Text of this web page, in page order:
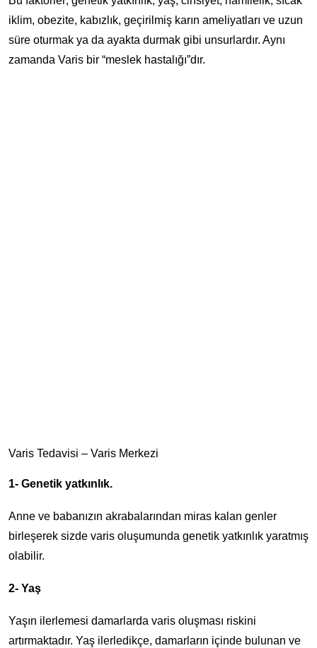
iklim, obezite, kabızlık, geçirilmiş karın ameliyatları ve uzun
süre oturmak ya da ayakta durmak gibi unsurlardır. Aynı
zamanda Varis bir “meslek hastalığı”dır.
Varis Tedavisi – Varis Merkezi
1- Genetik yatkınlık.
Anne ve babanızın akrabalarından miras kalan genler
birleşerek sizde varis oluşumunda genetik yatkınlık yaratmış
olabilir.
2- Yaş
Yaşın ilerlemesi damarlarda varis oluşması riskini
artırmaktadır. Yaş ilerledikçe, damarların içinde bulunan ve